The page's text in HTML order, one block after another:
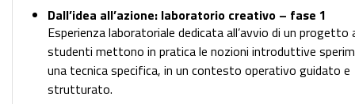
Dall’idea all’azione: laboratorio creativo – fase 1
Esperienza laboratoriale dedicata all’avvio di un progetto
studenti mettono in pratica le nozioni introduttive
una tecnica specifica, in un contesto operativo guidato e
strutturato.